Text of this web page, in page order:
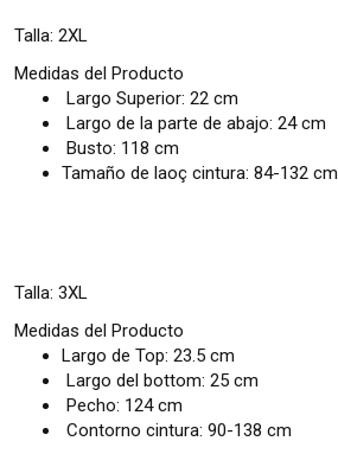
Talla: 2XL
Medidas del Producto
Largo Superior: 22 cm
Largo de la parte de abajo: 24 cm
Busto: 118 cm
Tamaño de laoç cintura: 84-132 cm
Talla: 3XL
Medidas del Producto
Largo de Top: 23.5 cm
Largo del bottom: 25 cm
Pecho: 124 cm
Contorno cintura: 90-138 cm